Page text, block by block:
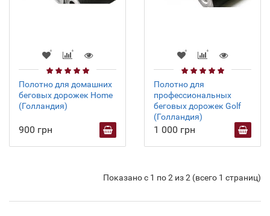
Полотно для домашних
беговых дорожек Home
(Голландия)
900 грн
Полотно для
профессиональных
беговых дорожек Golf
(Голландия)
1 000 грн
Показано с 1 по 2 из 2 (всего 1 страниц)